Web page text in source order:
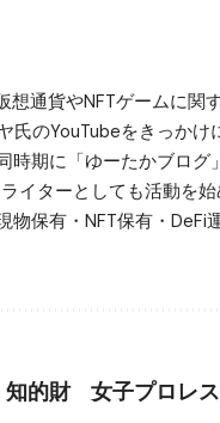
通貨やNFTゲームに関
のYouTubeをきっかけ
時期に「ゆーたかブロ
イターとしても活動を
保有・NFT保有・
的財
女子プロレ